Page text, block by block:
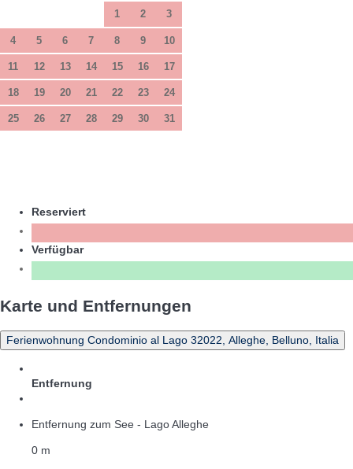
1 2 3
4 5 6 7 8 9 10
11 12 13 14 15 16 17
18 19 20 21 22 23 24
25 26 27 28 29 30 31
Reserviert
Verfügbar
Karte und Entfernungen
Ferienwohnung Condominio al Lago 32022, Alleghe, Belluno, Italia
Entfernung
Entfernung zum See - Lago Alleghe
0 m